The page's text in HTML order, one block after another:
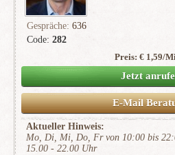
Code: 282
Gespräche: 636
(138)
Preis: € 1,59/
Jetzt
E-Mail
Aktueller Hinweis:
Mo, Di, Mi, Do, Fr von 10:00 bis
15.00 - 22.00 Uhr